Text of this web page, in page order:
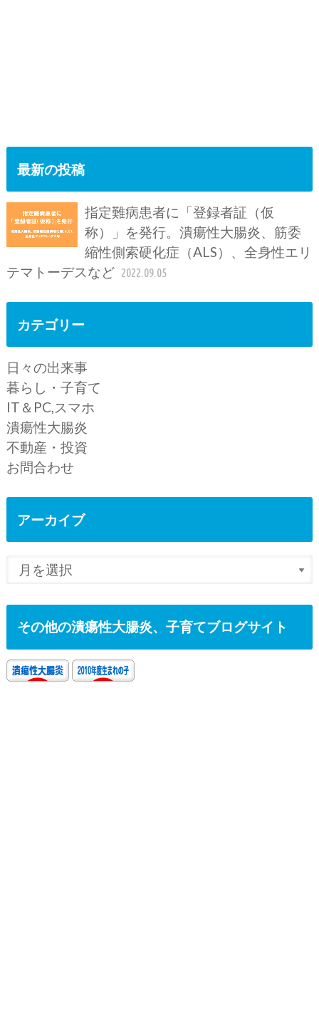
最新の投稿
指定難病患者に「登録者証（仮
称）」を発行。潰瘍性大腸炎、筋委
縮性側索硬化症（ALS）、全身性エリ
テマトーデスなど 2022.09.05
カテゴリー
日々の出来事
暮らし・子育て
IT＆PC,スマホ
潰瘍性大腸炎
不動産・投資
お問合わせ
アーカイブ
その他の潰瘍性大腸炎、子育てブログサイト